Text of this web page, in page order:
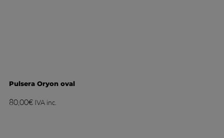
Pulsera Oryon oval
80,00€ IVA inc.